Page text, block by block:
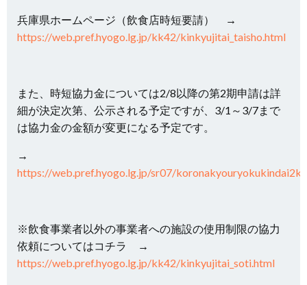
兵庫県ホームページ（飲食店時短要請） →
https://web.pref.hyogo.lg.jp/kk42/kinkyujitai_taisho.html
また、時短協力金については2/8以降の第2期申請は詳
細が決定次第、公示される予定ですが、3/1～3/7まで
は協力金の金額が変更になる予定です。
→
https://web.pref.hyogo.lg.jp/sr07/
※飲食事業者以外の事業者への施設の使用制限の協力
依頼についてはコチラ →
https://web.pref.hyogo.lg.jp/kk42/kinkyujitai_soti.html